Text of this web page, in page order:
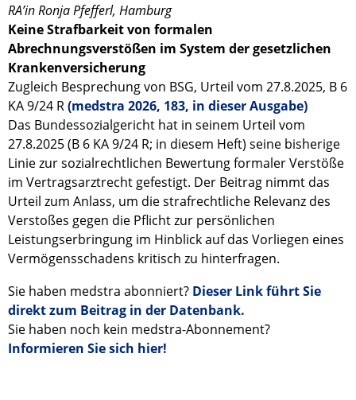
RA’in Ronja Pfefferl, Hamburg
Keine Strafbarkeit von formalen
Abrechnungsverstößen im System der gesetzlichen
Krankenversicherung
Zugleich Besprechung von BSG, Urteil vom 27.8.2025, B 6
KA 9/24 R(medstra 2026, 183, in dieser Ausgabe)
Das Bundessozialgericht hat in seinem Urteil vom
27.8.2025 (B 6 KA 9/24 R; in diesem Heft) seine bisherige
Linie zur sozialrechtlichen Bewertung formaler Verstöße
im Vertragsarztrecht gefestigt. Der Beitrag nimmt das
Urteil zum Anlass, um die strafrechtliche Relevanz des
Verstoßes gegen die Pflicht zur persönlichen
Leistungserbringung im Hinblick auf das Vorliegen eines
Vermögensschadens kritisch zu hinterfragen.
Sie haben medstra abonniert? Dieser Link führt Sie
direkt zum Beitrag in der Datenbank.
Sie haben noch kein medstra-Abonnement?
Informieren Sie sich hier!